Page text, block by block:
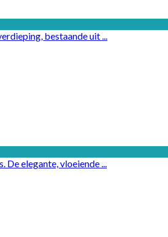
bestaande uit ...
elegante, vloeiende ...